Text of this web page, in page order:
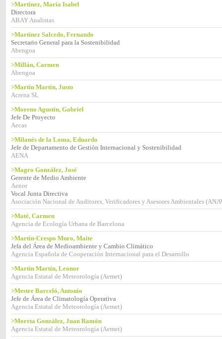
>Martínez, María Isabel
Directora
ABAY Analistas
>Martínez Salcedo, Fernando
Secretario General para la Sostenibilidad
Abengoa
>Millán, Carmen
Abengoa
>Martín Martín, Justo
Acrena SL
>Moreno Agustín, Gabriel
Jefe De Proyecto
Aecas
>Milanés de la Loma, Eduardo
Jefe de Departamento de Gestión Internacional y Sostenibilidad
AENA
>Magro González, José
Gerente de Medio Ambiente
Aenor
Vocal Junta Directiva
Asociación Nacional de Auditores, Verificadores y Asesores Ambientales
>Maté, Carmen
Agencia de Ecología Urbana de Barcelona
>Martín-Crespo Muro, Maite
Jefa del Área de Medioambiente y Cambio Climático
Agencia Española de Cooperación Internacional para el Desarrollo
>Martín Martín, Leonor
Agencia Estatal de Meteorología (Aemet)
>Mestre Barceló, Antonio
Jefe de Área de Climatología Operativa
Agencia Estatal de Meteorología (Aemet)
>Moreta González, Juan Ramón
Agencia Estatal de Meteorología (Aemet)